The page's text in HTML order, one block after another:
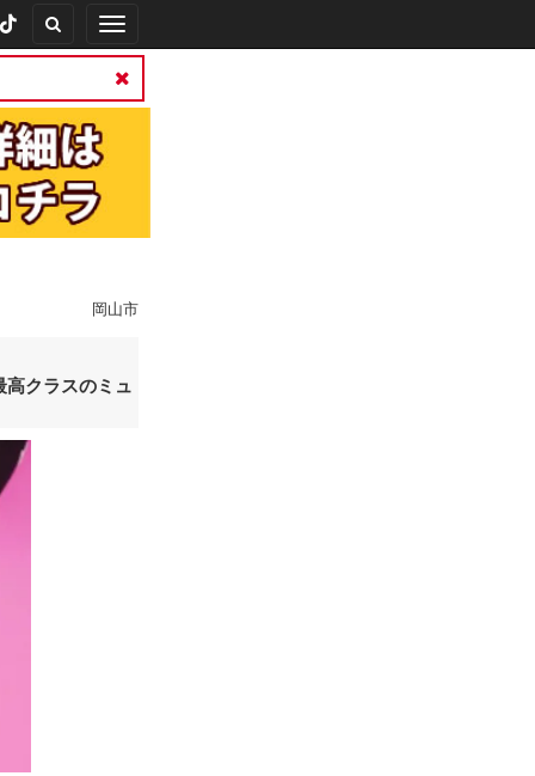
Toggle
navigation
岡山市
クラスのミュ